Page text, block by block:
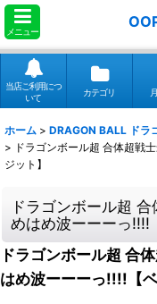
メニュー
当店ご利用につ
いて
カテゴリ
ホーム > DRAGON BALL ドラ
> ドラゴンボール超 合体超戦
ジット】
ドラゴンボール超
めはめ波ーーーっ!!!!
ドラゴンボール超 合
はめ波ーーーっ!!!!【ベ